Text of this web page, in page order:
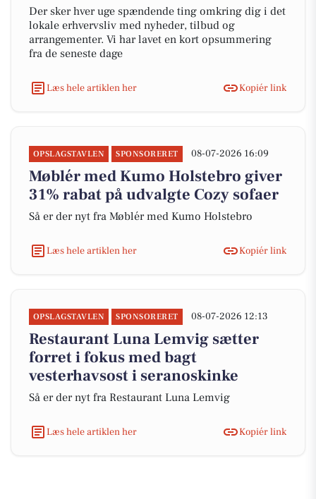
Der sker hver uge spændende ting omkring dig i det
lokale erhvervsliv med nyheder, tilbud og
arrangementer. Vi har lavet en kort opsummering
fra de seneste dage
Læs hele artiklen her Kopiér link
OPSLAGSTAVLEN SPONSORERET 08-07-2026 16:09
Møblér med Kumo Holstebro giver
31% rabat på udvalgte Cozy sofaer
Så er der nyt fra Møblér med Kumo Holstebro
Læs hele artiklen her Kopiér link
OPSLAGSTAVLEN SPONSORERET 08-07-2026 12:13
Restaurant Luna Lemvig sætter
forret i fokus med bagt
vesterhavsost i seranoskinke
Så er der nyt fra Restaurant Luna Lemvig
Læs hele artiklen her Kopiér link